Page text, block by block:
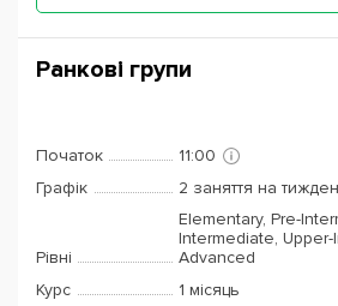
Ранкові групи
Початок
11:00
Графік
2 заняття на
Рівні
Elementary, Pre-
Intermediate,
Advanced
Курс
1 місяць